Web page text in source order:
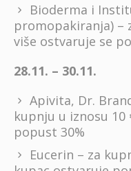
Bioderma i
promopakiranja) –
više ostvaruje se
28.11. – 30.11.
Apivita, Dr.
kupnju u iznosu
popust 30%
Eucerin – za